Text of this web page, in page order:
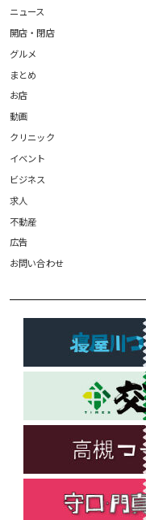
ニュース
開店・閉店
グルメ
まとめ
お店
動画
クリニック
イベント
ビジネス
求人
不動産
広告
お問い合わせ